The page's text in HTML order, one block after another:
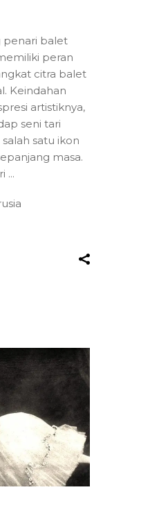
penari balet
peran
citra balet
Keindahan
artistiknya,
seni tari
satu ikon
masa.